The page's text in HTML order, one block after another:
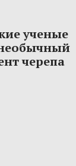
ученые
черепа